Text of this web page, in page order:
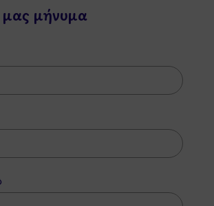
μας μήνυμα